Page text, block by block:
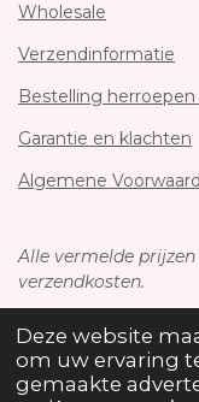
Deze website
om uw ervaring
gemaakte
Wholesale
Verzendinformatie
Bestelling
Garantie en klachten
Algemene
Alle vermelde
verzendkosten.